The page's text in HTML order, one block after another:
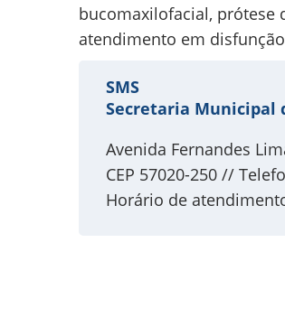
bucomaxilofacial, prótese
atendimento em
SMS
Secretaria Municipal
Avenida Fernandes
CEP 57020-250 //
Horário de